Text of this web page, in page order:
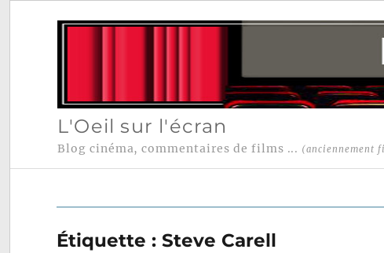
L'Oeil sur l'écran
Blog cinéma, commentaires de films ... (anciennement
Étiquette :Steve Carell